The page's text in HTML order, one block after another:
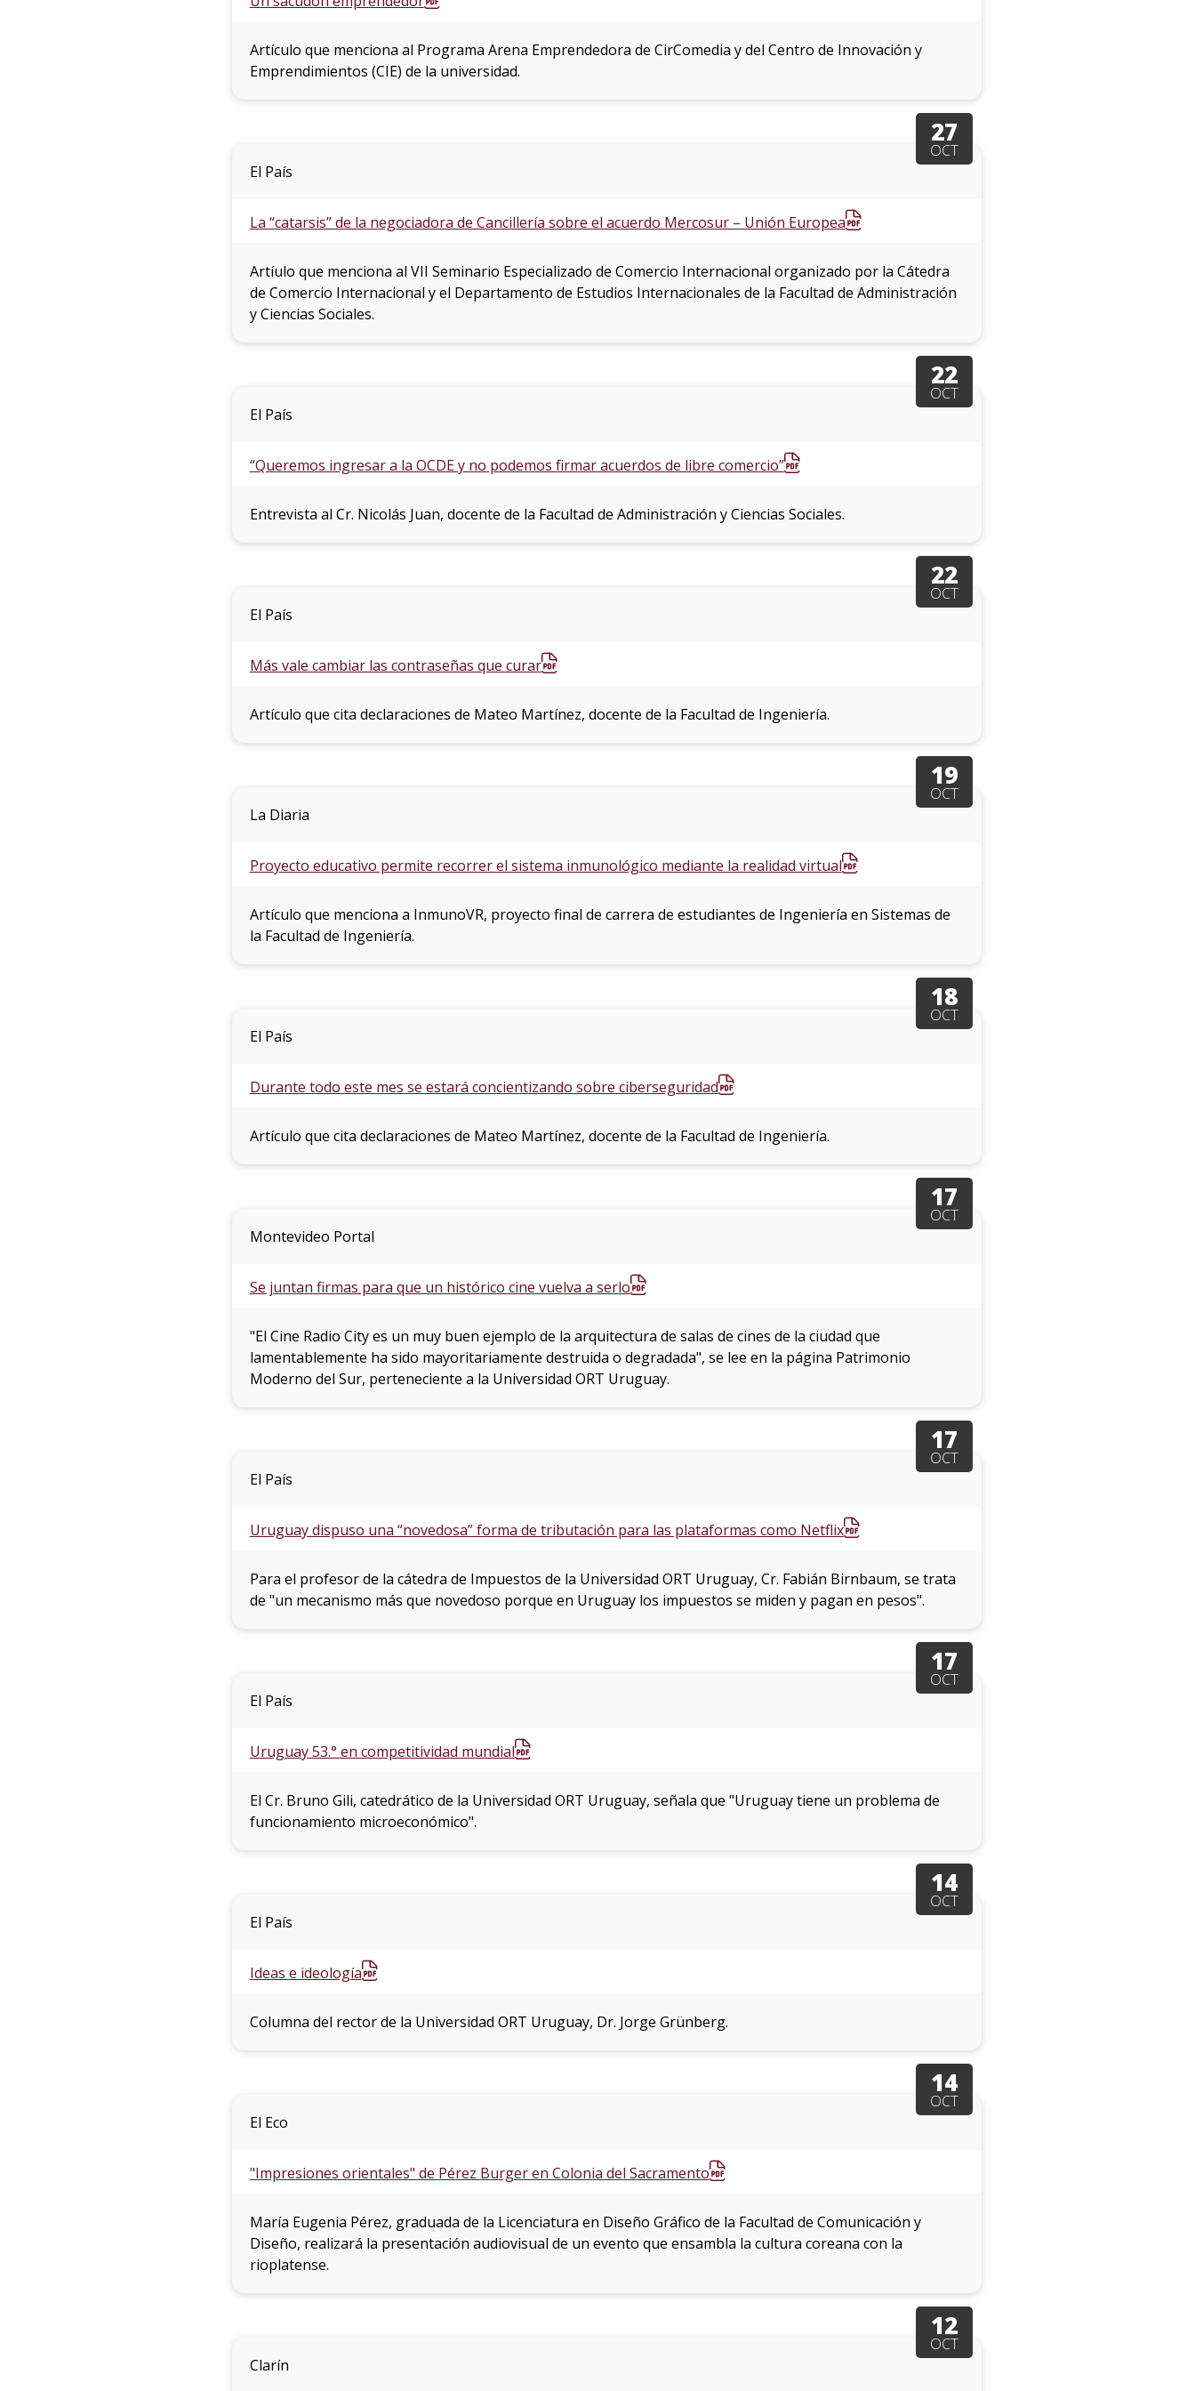
Artículo que menciona al Programa Arena Emprendedora de CirComedia y del Centro de Innovación y
Emprendimientos (CIE) de la universidad.
27
OCT
El País
La “catarsis” de la negociadora de Cancillería sobre el acuerdo Mercosur – Unión Europea
Artíulo que menciona al VII Seminario Especializado de Comercio Internacional organizado por la Cátedra
de Comercio Internacional y el Departamento de Estudios Internacionales de la Facultad de Administración
y Ciencias Sociales.
22
OCT
El País
“Queremos ingresar a la OCDE y no podemos firmar acuerdos de libre comercio”
Entrevista al Cr. Nicolás Juan, docente de la Facultad de Administración y Ciencias Sociales.
22
OCT
El País
Más vale cambiar las contraseñas que curar
Artículo que cita declaraciones de Mateo Martínez, docente de la Facultad de Ingeniería.
19
OCT
La Diaria
Proyecto educativo permite recorrer el sistema inmunológico mediante la realidad virtual
Artículo que menciona a InmunoVR, proyecto final de carrera de estudiantes de Ingeniería en Sistemas de
la Facultad de Ingeniería.
18
OCT
El País
Durante todo este mes se estará concientizando sobre ciberseguridad
Artículo que cita declaraciones de Mateo Martínez, docente de la Facultad de Ingeniería.
17
OCT
Montevideo Portal
Se juntan firmas para que un histórico cine vuelva a serlo
"El Cine Radio City es un muy buen ejemplo de la arquitectura de salas de cines de la ciudad que
lamentablemente ha sido mayoritariamente destruida o degradada", se lee en la página Patrimonio
Moderno del Sur, perteneciente a la Universidad ORT Uruguay.
17
OCT
El País
Uruguay dispuso una “novedosa” forma de tributación para las plataformas como Netflix
Para el profesor de la cátedra de Impuestos de la Universidad ORT Uruguay, Cr. Fabián Birnbaum, se trata
de "un mecanismo más que novedoso porque en Uruguay los impuestos se miden y pagan en pesos".
17
OCT
El País
Uruguay 53.° en competitividad mundial
El Cr. Bruno Gili, catedrático de la Universidad ORT Uruguay, señala que "Uruguay tiene un problema de
funcionamiento microeconómico".
14
OCT
El País
Ideas e ideología
Columna del rector de la Universidad ORT Uruguay, Dr. Jorge Grünberg.
14
OCT
El Eco
"Impresiones orientales" de Pérez Burger en Colonia del Sacramento
María Eugenia Pérez, graduada de la Licenciatura en Diseño Gráfico de la Facultad de Comunicación y
Diseño, realizará la presentación audiovisual de un evento que ensambla la cultura coreana con la
rioplatense.
12
OCT
Clarín